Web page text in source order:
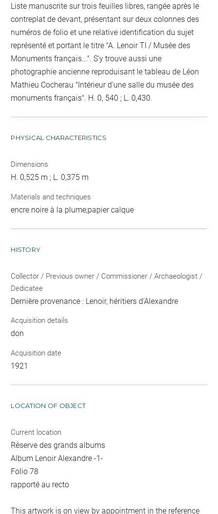
Liste manuscrite sur trois feuilles libres, rangée après le
contreplat de devant, présentant sur deux colonnes des
numéros de folio et une relative identification du sujet
représenté et portant le titre "A. Lenoir TI / Musée des
Monuments français...". S'y trouve aussi une
photographie ancienne reproduisant le tableau de Léon
Mathieu Cocherau "Intérieur d'une salle du musée des
monuments français". H. 0, 540 ; L. 0,430.
PHYSICAL CHARACTERISTICS
Dimensions
H. 0,525 m ; L. 0,375 m
Materials and techniques
encre noire à la plume;papier calque
HISTORY
Collector / Previous owner / Commissioner / Archaeologist /
Dedicatee
Dernière provenance : Lenoir, héritiers d'Alexandre
Acquisition details
don
Acquisition date
1921
LOCATION OF OBJECT
Current location
Réserve des grands albums
Album Lenoir Alexandre -1-
Folio 78
rapporté au recto
This artwork is on view by appointment in the reference